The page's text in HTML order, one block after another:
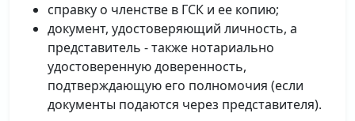
справку о членстве в ГСК и ее копию;
документ, удостоверяющий личность, а
представитель - также нотариально
удостоверенную доверенность,
подтверждающую его полномочия (если
документы подаются через представителя).